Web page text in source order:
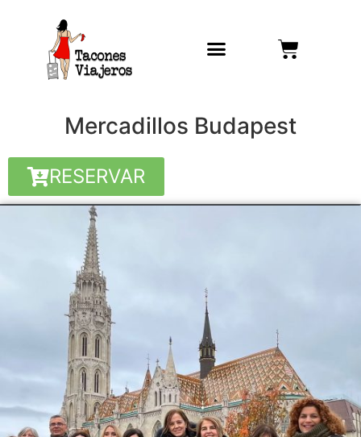
Mercadillos Budapest
RESERVAR